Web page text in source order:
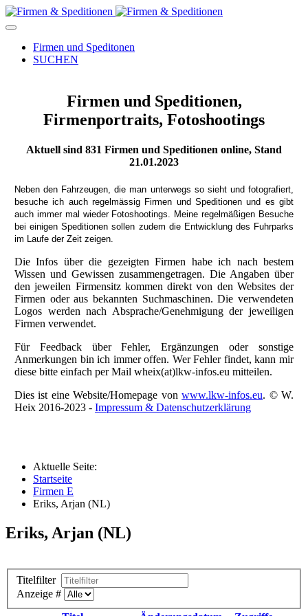
Firmen und Speditonen
SUCHEN
Firmen und Speditionen,
Firmenportraits, Fotoshootings
Aktuell sind 831 Firmen und Speditionen online, Stand
21.01.2023
Neben den Fahrzeugen, die man unterwegs so sieht und fotografiert,
besuche ich auch regelmässig Firmen und Speditionen und es gibt
auch immer mal wieder Fotoshootings. Meine regelmäßigen Besuche
bei einigen Speditionen sollen zudem die Entwicklung des Fuhrparks
im Laufe der Zeit zeigen.
Die Infos über die gezeigten Firmen habe ich nach bestem
Wissen und Gewissen zusammengetragen. Die Angaben über
den jeweilen Firmensitz kommen direkt von den Websites der
Firmen oder aus bekannten Suchmaschinen. Die verwendeten
Logos werden nach Absprache/Genehmigung der jeweiligen
Firmen verwendet.
Für Feedback über Fehler, Ergänzungen oder sonstige
Anmerkungen bin ich immer offen. Wer Fehler findet, kann mir
diese bitte einfach per Mail wheix(at)lkw-infos.eu mitteilen.
Dies ist eine Website/Homepage vonwww.lkw-infos.eu. © W.
Heix 2016-2023 - Impressum & Datenschutzerklärung
Aktuelle Seite:
Startseite
Firmen E
Eriks, Arjan (NL)
Eriks, Arjan (NL)
Titelfilter
Anzeige #